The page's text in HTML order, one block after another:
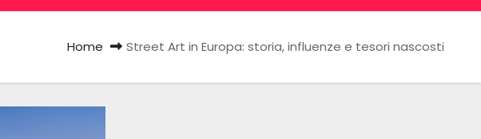
Home Street Art in Europa: storia, influenze e tesori nascosti